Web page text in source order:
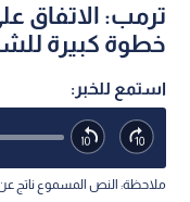
ترمب: الاتفاق
خطوة كبيرة
استمع للخبر:
ملاحظة: النص المسموع ناتج